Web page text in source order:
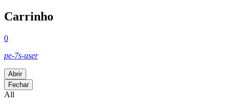
Carrinho
0
pe-7s-user
Abrir
Fechar
All